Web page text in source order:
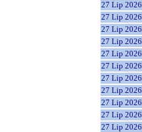
27 Lip 2026
27 Lip 2026
27 Lip 2026
27 Lip 2026
27 Lip 2026
27 Lip 2026
27 Lip 2026
27 Lip 2026
27 Lip 2026
27 Lip 2026
27 Lip 2026